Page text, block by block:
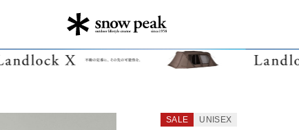
SALE UNISEX